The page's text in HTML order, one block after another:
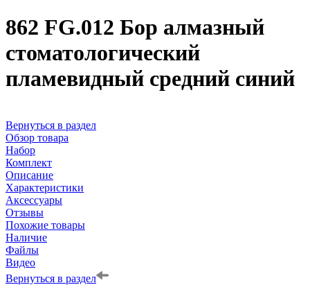
862 FG.012 Бор алмазный
стоматологический
пламевидный средний синий
Вернуться в раздел
Обзор товара
Набор
Комплект
Описание
Характеристики
Аксессуары
Отзывы
Похожие товары
Наличие
Файлы
Видео
Вернуться в раздел